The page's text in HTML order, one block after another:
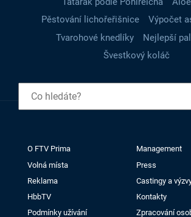
Pěstování lichořeřišnice
Výpočet
Tvarohové knedlíky
Nejlepší
Švestkový koláč
O FTV Prima
Management
Volná místa
Press
Reklama
Castingy a
HbbTV
Kontakty
Podmínky užívání
Zpracování